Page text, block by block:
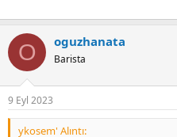
O oguzhanata
Barista
9 Eyl 2023
ykosem' Alıntı: